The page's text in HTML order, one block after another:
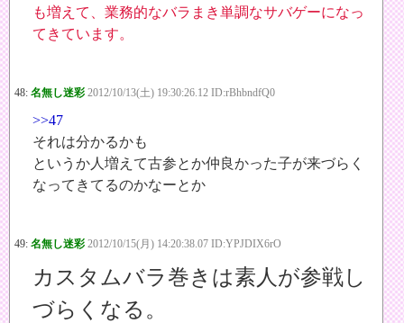
も増えて、業務的なバラまき単調なサバゲーになっ
てきています。
48: 名無し迷彩 2012/10/13(土) 19:30:26.12 ID:rBhbndfQ0
>>47
それは分かるかも
というか人増えて古参とか仲良かった子が来づらく
なってきてるのかなーとか
49: 名無し迷彩 2012/10/15(月) 14:20:38.07 ID:YPJDIX6rO
カスタムバラ巻きは素人が参戦し
づらくなる。